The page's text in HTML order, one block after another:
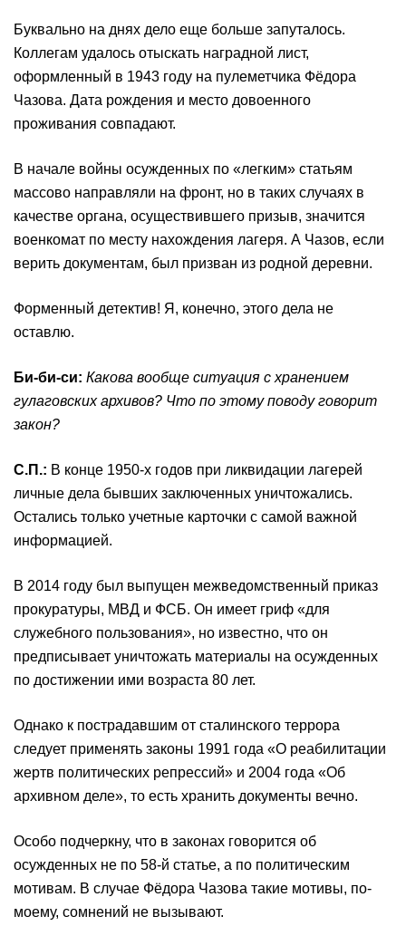
Буквально на днях дело еще больше запуталось.
Коллегам удалось отыскать наградной лист,
оформленный в 1943 году на пулеметчика Фёдора
Чазова. Дата рождения и место довоенного
проживания совпадают.
В начале войны осужденных по «легким» статьям
массово направляли на фронт, но в таких случаях в
качестве органа, осуществившего призыв, значится
военкомат по месту нахождения лагеря. А Чазов, если
верить документам, был призван из родной деревни.
Форменный детектив! Я, конечно, этого дела не
оставлю.
Би-би-си: Какова вообще ситуация с хранением
гулаговских архивов? Что по этому поводу говорит
закон?
С.П .: В конце 1950-х годов при ликвидации лагерей
личные дела бывших заключенных уничтожались.
Остались только учетные карточки с самой важной
информацией.
В 2014 году был выпущен межведомственный приказ
прокуратуры, МВД и ФСБ. Он имеет гриф «для
служебного пользования», но известно, что он
предписывает уничтожать материалы на осужденных
по достижении ими возраста 80 лет.
Однако к пострадавшим от сталинского террора
следует применять законы 1991 года «О реабилитации
жертв политических репрессий» и 2004 года «Об
архивном деле», то есть хранить документы вечно.
Особо подчеркну, что в законах говорится об
осужденных не по 58-й статье, а по политическим
мотивам. В случае Фёдора Чазова такие мотивы, по-
моему, сомнений не вызывают.